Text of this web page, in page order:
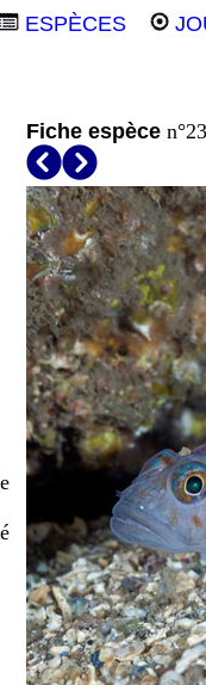
ESPÈCES
Fiche espèce